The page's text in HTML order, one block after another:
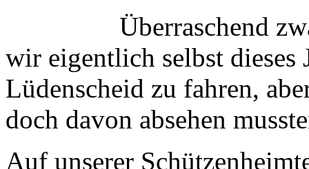
Überraschend
wir eigentlich selbst dieses
Lüdenscheid zu fahren,
doch davon absehen
Auf unserer